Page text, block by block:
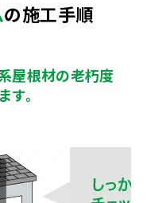
の施工手順
屋根材の老朽度
。